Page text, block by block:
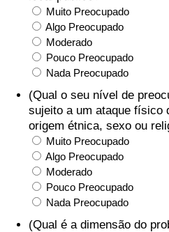
Muito Preocupado
Algo Preocupado
Moderado
Pouco Preocupado
Nada Preocupado
(Qual o seu nível de
sujeito a um ataque físico
origem étnica, sexo ou
Muito Preocupado
Algo Preocupado
Moderado
Pouco Preocupado
Nada Preocupado
(Qual é a dimensão do